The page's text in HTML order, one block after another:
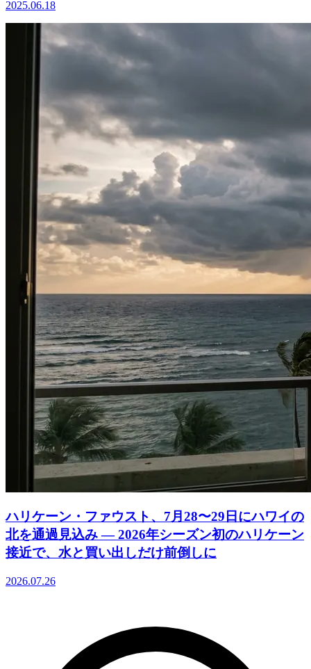
2025.06.18
ハリケーン・ファウスト、7月28〜29日にハワイの
北を通過見込み ― 2026年シーズン初のハリケーン
接近で、水と買い出しだけ前倒しに
2026.07.26